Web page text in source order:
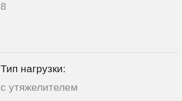
8
Тип нагрузки:
с утяжелителем